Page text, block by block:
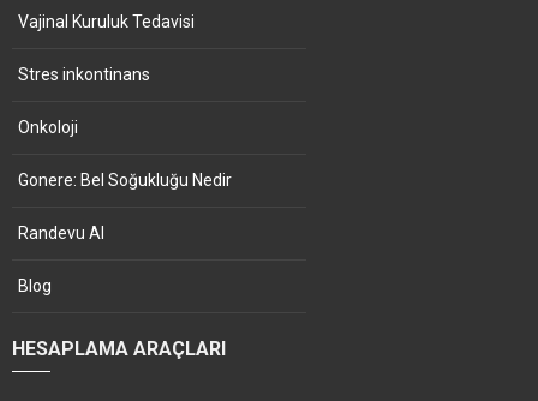
Vajinal Kuruluk Tedavisi
Stres inkontinans
Onkoloji
Gonere: Bel Soğukluğu Nedir
Randevu Al
Blog
HESAPLAMA ARAÇLARI